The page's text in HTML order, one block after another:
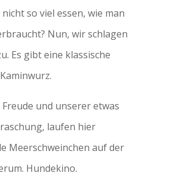
so viel essen, wie man
Nun, wir schlagen
Es gibt eine klassische
Freude und unserer etwas
laufen hier
Meerschweinchen auf der
Hundekino.